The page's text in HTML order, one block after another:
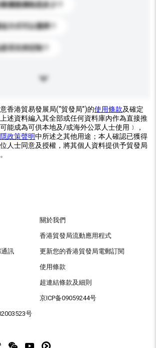
優惠價格是多少？
方式可以選擇？
否支持定制？
香港貿易發展局(“貿發局”)的使用條款及確定
述資料編入其全部或任何資料庫內作為直接推
能成為可供本地及/或海外公眾人士使用﹞，
政策聲明中所述之其他用途；本人確認已獲得
人士同意及授權，將其個人資料提供予貿發局
關於我們
香港貿發局流動應用程式
訊 更新您的香港貿發局電郵訂閱
使用條款
超連結條款及細則
京ICP备09059244号
号